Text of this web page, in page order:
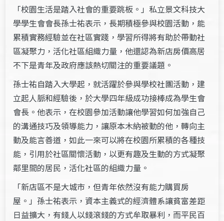
「校園生活是踏入社會的重要跳板。」私立景文科技大
學學生會會長孫士祐表示，長期積極參與校園活動，能
累積實務經驗並在社區實踐，學習所得將有助於帶動社
區凝聚力，活化社區組織力量，他還認為新店房價高居
不下是青年及政府應該熱切關注的重要議題。
孫士祐自踏入大學起，就活躍於參與學校社團活動，建
立起人脈和經驗後，於大學四年級成功接棒成為學生會
會長。他表示，在校園參加活動讓他學習如何加強自己
的溝通技巧及領導能力，讓原本木納被動的他，轉向主
動及能言善道，如此一來可以將在校園所累積的各種技
能，引用於社區關懷活動，以更有趣及生動的方式凝聚
鄰里間的居民，活化社區的組織力量。
「新店區不是大城市，但青年依然沒有能力購買房
屋。」孫士祐表示，資本主義式的經濟體系讓貧富差距
日益擴大，有錢人以錢滾錢的方式牟取暴利，而平民百